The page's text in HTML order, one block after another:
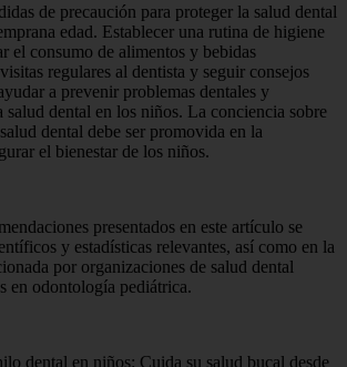
de precaución para proteger la salud dental
edad. Establecer una rutina de higiene
el consumo de alimentos y bebidas
regulares al dentista y seguir consejos
a prevenir problemas dentales y
salud dental en los niños. La conciencia sobre
dental debe ser promovida en la
el bienestar de los niños.
presentados en este artículo se
y estadísticas relevantes, así como en la
por organizaciones de salud dental
en odontología pediátrica.
dental en niños: Cuida su salud bucal desde